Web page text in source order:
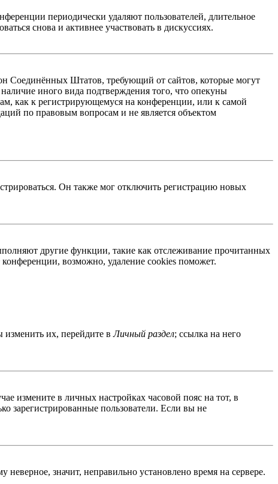
периодически удаляют пользователей, длительное
снова и активнее участвовать в дискуссиях.
Соединённых Штатов, требующий от сайтов, которые могут
иного вида подтверждения того, что опекуны
как к регистрирующемуся на конференции, или к самой
по правовым вопросам и не является объектом
Он также мог отключить регистрацию новых
другие функции, такие как отслеживание прочитанных
возможно, удаление cookies поможет.
изменить их, перейдите вЛичный раздел; ссылка на него
измените в личных настройках часовой пояс на тот, в
зарегистрированные пользователи. Если вы не
значит, неправильно установлено время на сервере.